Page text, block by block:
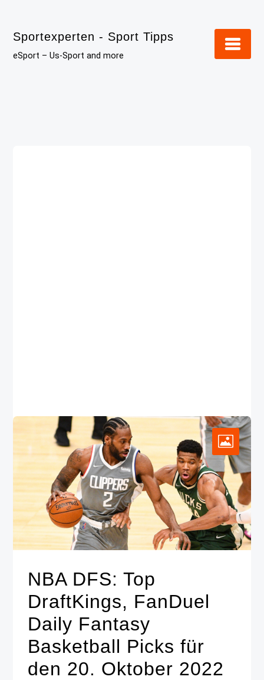
content
Sportexperten - Sport Tipps
eSport – Us-Sport and more
NBA DFS: Top
DraftKings, FanDuel
Daily Fantasy
Basketball Picks für
den 20. Oktober 2022